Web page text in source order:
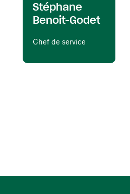
Stéphane
Benoit-Godet
Chef de service